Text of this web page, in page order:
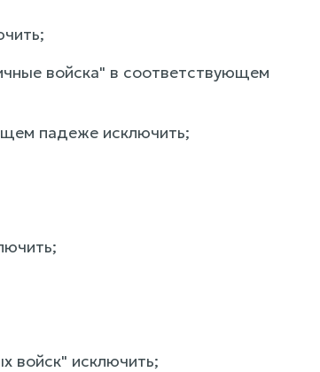
войска" в соответствующем
падеже исключить;
войск" исключить;